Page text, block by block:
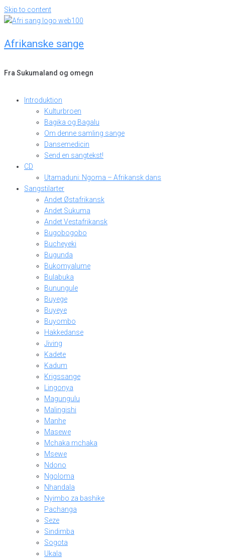
Skip to content
Afrikanske sange
Fra Sukumaland og omegn
Introduktion
Kulturbroen
Bagika og Bagalu
Om denne samling sange
Dansemedicin
Send en sangtekst!
CD
Utamaduni: Ngoma – Afrikansk dans
Sangstilarter
Andet Østafrikansk
Andet Sukuma
Andet Vestafrikansk
Bugobogobo
Bucheyeki
Bugunda
Bukomyalume
Bulabuka
Bunungule
Buyege
Buyeye
Buyombo
Hakkedanse
Jiving
Kadete
Kadum
Krigssange
Lingonya
Magungulu
Malingishi
Manhe
Masewe
Mchaka mchaka
Msewe
Ndono
Ngoloma
Nhandala
Nyimbo za bashike
Pachanga
Seze
Sindimba
Sogota
Ukala